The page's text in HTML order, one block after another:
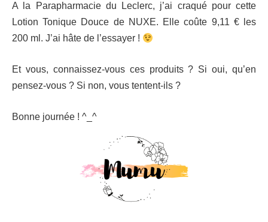
A la Parapharmacie du Leclerc, j’ai craqué pour cette
Lotion Tonique Douce de NUXE. Elle coûte 9,11 € les
200 ml. J’ai hâte de l’essayer !
Et vous, connaissez-vous ces produits ? Si oui, qu’en
pensez-vous ? Si non, vous tentent-ils ?
Bonne journée ! ^_^